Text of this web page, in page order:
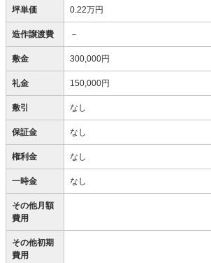
坪単価 0.22万円
造作譲渡費 －
敷金 300,000円
礼金 150,000円
敷引 なし
保証金 なし
権利金 なし
一時金 なし
その他月額
費用
その他初期
費用